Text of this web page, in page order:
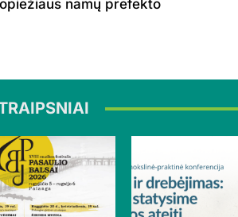
namų prefekto